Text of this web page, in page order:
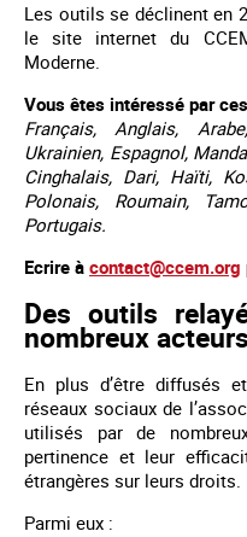
Les outils se déclinent en
le site internet du
Moderne.
Vous êtes intéressé par
Français, Anglais,
Ukrainien, Espagnol,
Cinghalais, Dari, Haïti,
Polonais, Roumain,
Portugais.
Ecrire à contact@ccem.org
Des outils
nombreux acteurs
En plus d’être diffusés
réseaux sociaux de
utilisés par de
pertinence et leur
étrangères sur leurs droits.
Parmi eux :